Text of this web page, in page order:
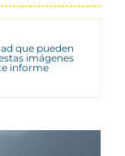
que pueden
imágenes
informe